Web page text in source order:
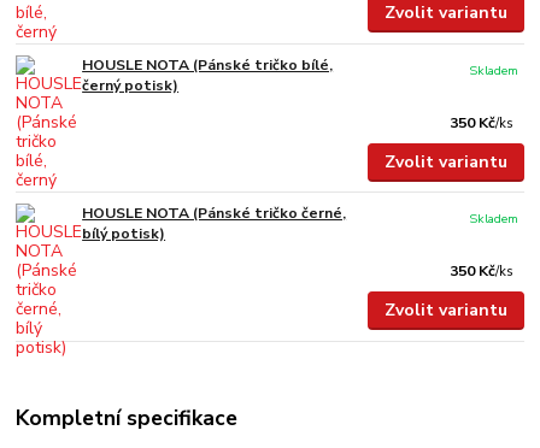
Zvolit variantu
HOUSLE NOTA (Pánské tričko bílé,
černý potisk)
350 Kč/ks
Skladem
Zvolit variantu
HOUSLE NOTA (Pánské tričko černé,
bílý potisk)
350 Kč/ks
Skladem
Zvolit variantu
Kompletní specifikace